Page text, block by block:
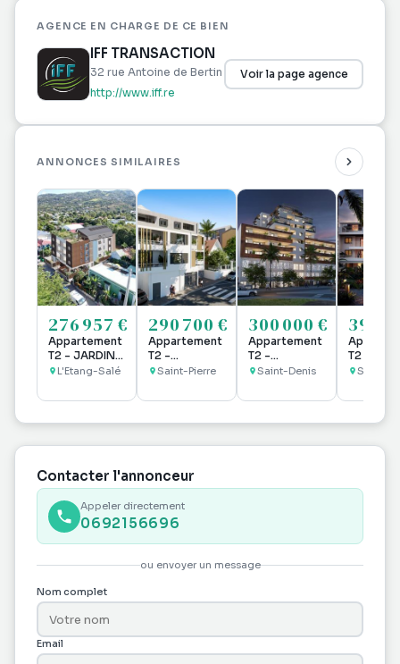
commercial, au 06 92 15 66 96.
AGENCE EN CHARGE DE CE BIEN
IFF TRANSACTION
32 rue Antoine de Bertin
http://www.iff.re
Voir la page agence
ANNONCES SIMILAIRES
276 957 €
Appartement
T2 - JARDINS
DE BABYLONE
LES HAUTS
L'Etang-Salé
290 700 €
Appartement
T2 -
RESIDENCE
PIERROISE
2026
Saint-Pierre
300 000 €
Appartement
T2 -
RESIDENCE
SAINT DENIS
ACTABLE
Saint-Denis
390
T2 -
DE VILLE
SAINT
REUNION
Saint-
Contacter l'annonceur
Appeler directement
0692156696
ou envoyer un message
Nom complet
Email